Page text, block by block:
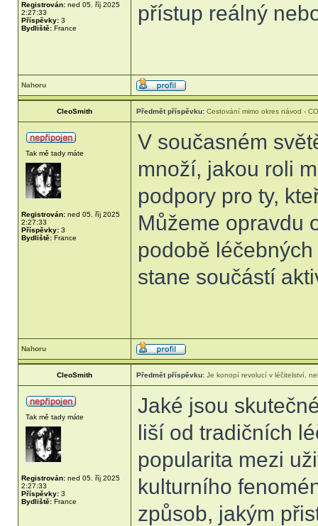
Registrován: ned 05. říj 2025
2:27:33
Příspěvky: 3
Bydliště: France
přístup reálný
Nahoru
CleoSmith Předmět příspěvku: Cestování mimo okres návod -
Tak mě tady máte
Registrován: ned 05. říj 2025
2:27:33
Příspěvky: 3
Bydliště: France
V současném
množí, jakou roli
podpory pro ty,
Můžeme opravdu
podobě
stane součástí
Nahoru
CleoSmith Předmět příspěvku: Je konopí revolucí v léčitelství,
Tak mě tady máte
Registrován: ned 05. říj 2025
2:27:33
Příspěvky: 3
Bydliště: France
Jaké jsou
liší od tradičních
popularita mezi
kulturního
způsob, jakým